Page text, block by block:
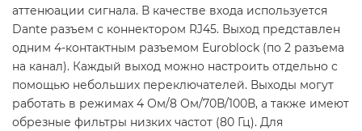
аттенюации сигнала. В качестве входа используется
Dante разъем с коннектором RJ45. Выход представлен
одним 4-контактным разъемом Euroblock (по 2 разъема
на канал). Каждый выход можно настроить отдельно с
помощью небольших переключателей. Выходы могут
работать в режимах 4 Ом/8 Ом/70В/100В, а также имеют
обрезные фильтры низких частот (80 Гц). Для